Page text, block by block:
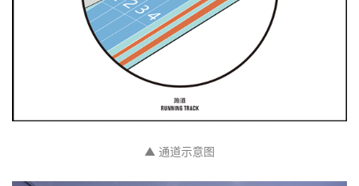
▲ 通道示意图